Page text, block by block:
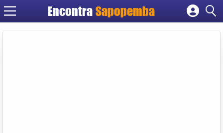
Encontra Sapopemba
Cadastrar empresa